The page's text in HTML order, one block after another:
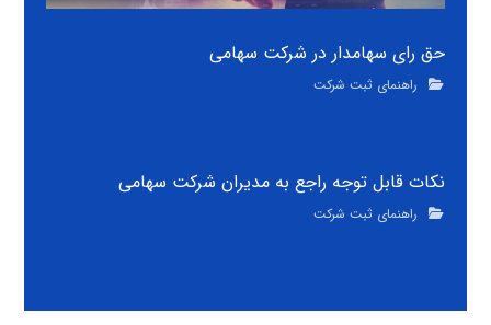
حق رای سهامدار در شرکت سهامی
راهنمای ثبت شرکت
نکات قابل توجه راجع به مدیران شرکت سهامی
راهنمای ثبت شرکت